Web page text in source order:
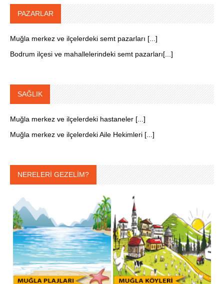
PAZARLAR
Muğla merkez ve ilçelerdeki semt pazarları [...]
Bodrum ilçesi ve mahallelerindeki semt pazarları[...]
SAĞLIK
Muğla merkez ve ilçelerdeki hastaneler [...]
Muğla merkez ve ilçelerdeki Aile Hekimleri [...]
NERELERİ GEZELİM?